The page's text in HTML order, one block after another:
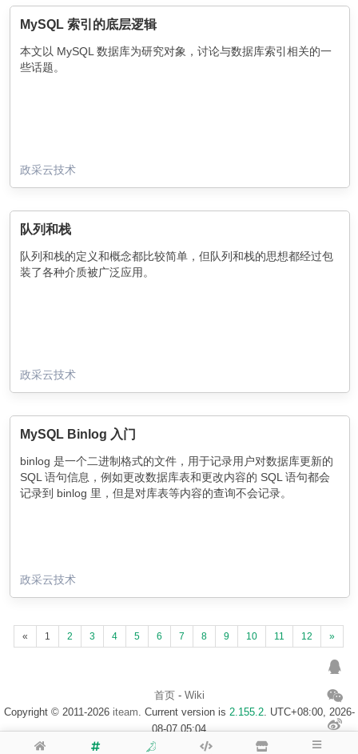
MySQL 索引的底层逻辑
本文以 MySQL 数据库为研究对象，讨论与数据库索引相关的一
些话题。
政采云技术
队列和栈
队列和栈的定义和概念都比较简单，但队列和栈的思想都经过包
装了各种介质被广泛应用。
政采云技术
MySQL Binlog 入门
binlog 是一个二进制格式的文件，用于记录用户对数据库更新的
SQL 语句信息，例如更改数据库表和更改内容的 SQL 语句都会
记录到 binlog 里，但是对库表等内容的查询不会记录。
政采云技术
« 1 2 3 4 5 6 7 8 9 10 11 12 »
首页- Wiki
Copyright © 2011-2026 iteam . Current version is 2.155.2. UTC+08:00, 2026-
08-07 05:04
浙ICP备14020137号-1 $访客地图$